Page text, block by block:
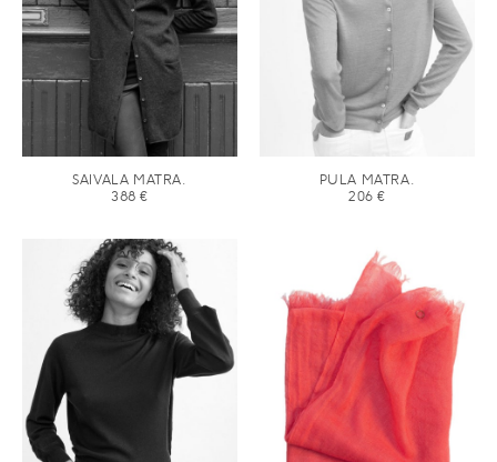
SAIVALA MATRA.
388€
PULA MATRA.
206€